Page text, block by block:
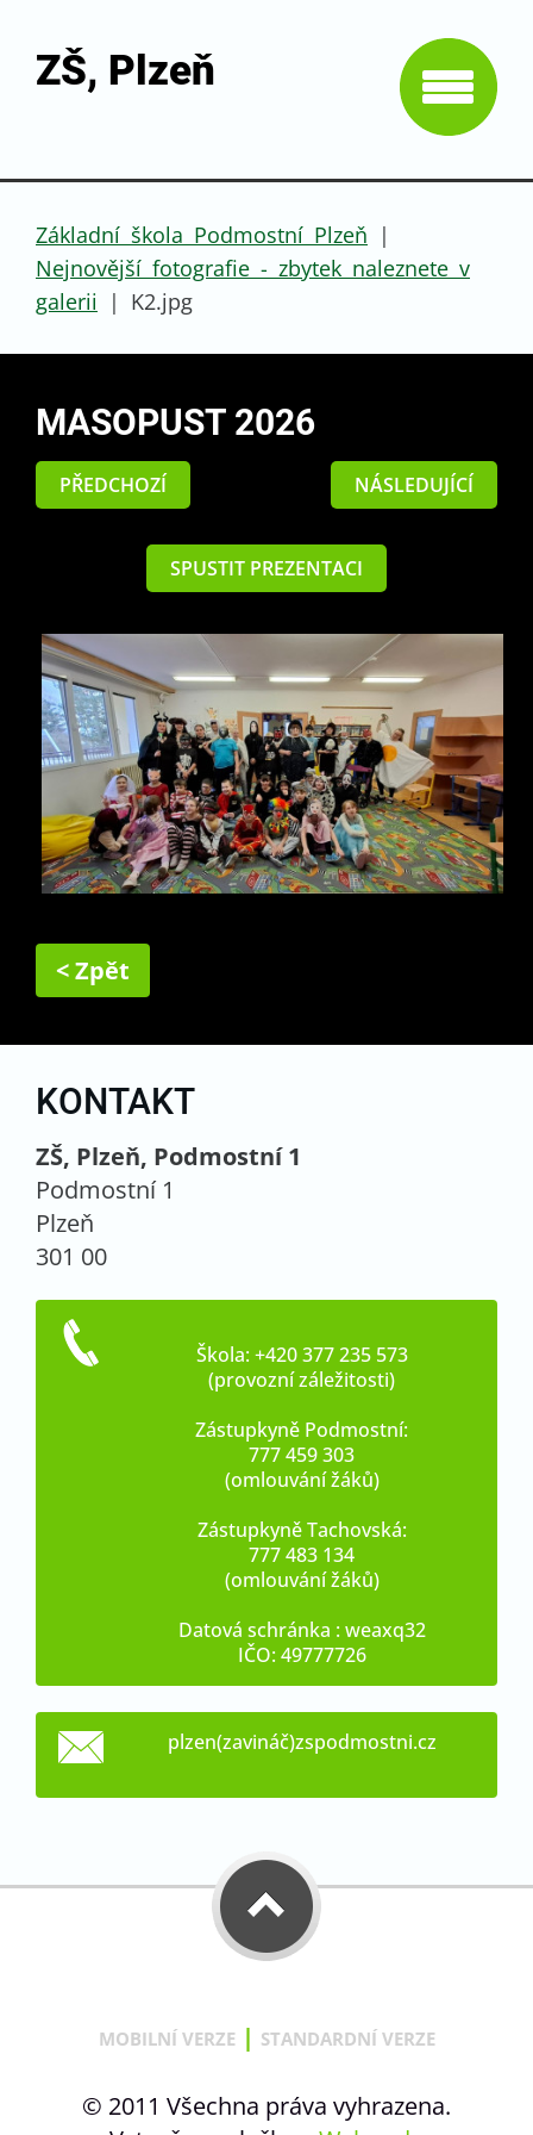
ZŠ, Plzeň
Základní škola Podmostní Plzeň |
Nejnovější fotografie - zbytek naleznete v
galerii | K2.jpg
MASOPUST 2026
PŘEDCHOZÍ NÁSLEDUJÍCÍ
SPUSTIT PREZENTACI
< Zpět
KONTAKT
ZŠ, Plzeň, Podmostní 1
Podmostní 1
Plzeň
301 00
Škola: +420 377 235 573
(provozní záležitosti)
Zástupkyně Podmostní:
777 459 303
(omlouvání žáků)
Zástupkyně Tachovská:
777 483 134
(omlouvání žáků)
Datová schránka : weaxq32
IČO: 49777726
plzen(zavináč)zspodmostni.cz
MOBILNÍ VERZE | STANDARDNÍ VERZE
© 2011 Všechna práva vyhrazena.